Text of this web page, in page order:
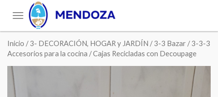
Toggle
navigation
Inicio /3- DECORACIÓN, HOGAR y JARDÍN /3-3 Bazar /3-3-3
Accesorios para la cocina / Cajas Recicladas con Decoupage